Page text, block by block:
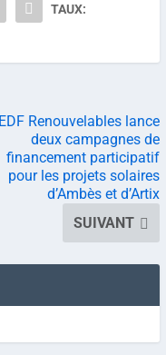
TAUX:
EDF Renouvelables lance
deux campagnes de
financement participatif
pour les projets solaires
d’Ambès et d’Artix
SUIVANT